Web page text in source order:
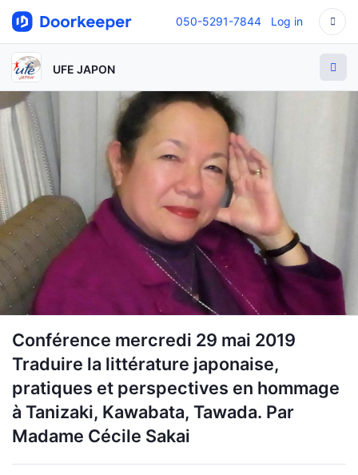
050-5291-7844 Log in
UFE JAPON
Conférence mercredi 29 mai 2019
Traduire la littérature japonaise,
pratiques et perspectives en hommage
à Tanizaki, Kawabata, Tawada. Par
Madame Cécile Sakai